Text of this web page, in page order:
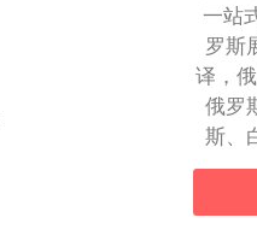
一站
罗斯
译，
俄罗
斯、